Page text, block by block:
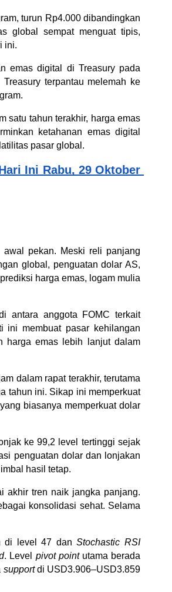
turun Rp4.000 dibandingkan
global sempat menguat tipis,
ini.
emas digital di Treasury pada
terpantau melemah ke
satu tahun terakhir, harga emas
ketahanan emas digital
pasar global.
Ini Rabu, 29 Oktober
pekan. Meski reli panjang
global, penguatan dolar AS,
harga emas, logam mulia
antara anggota FOMC terkait
ini membuat pasar kehilangan
harga emas lebih lanjut dalam
dalam rapat terakhir, terutama
tahun ini. Sikap ini memperkuat
biasanya memperkuat dolar
ke 99,2 level tertinggi sejak
penguatan dolar dan lonjakan
hasil tetap.
akhir tren naik jangka panjang.
konsolidasi sehat. Selama
di level 47 dan Stochastic RSI
. Level pivot point utama berada
support di USD3.906–USD3.859